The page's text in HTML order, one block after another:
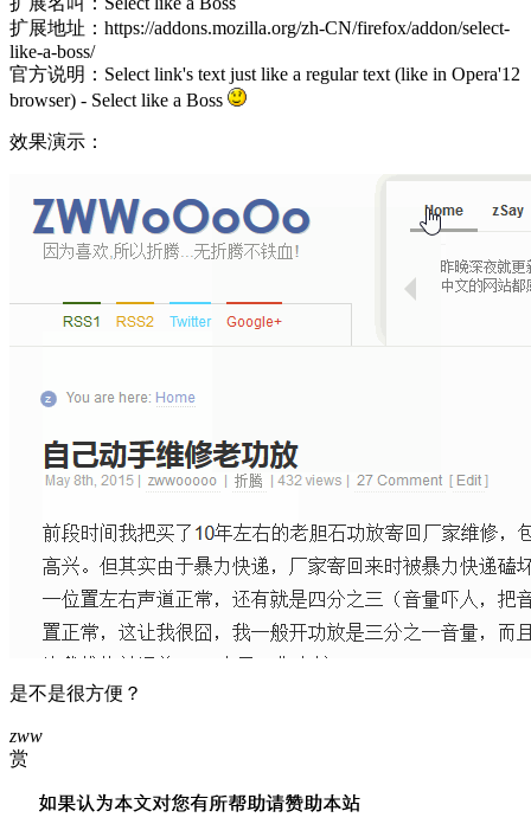
扩展地址：https://addons.mozilla.org/zh-CN/firefox/addon/select-
like-a-boss/
官方说明：Select link's text just like a regular text (like in Opera'12
browser) - Select like a Boss
效果演示：
是不是很方便？
zww
赏